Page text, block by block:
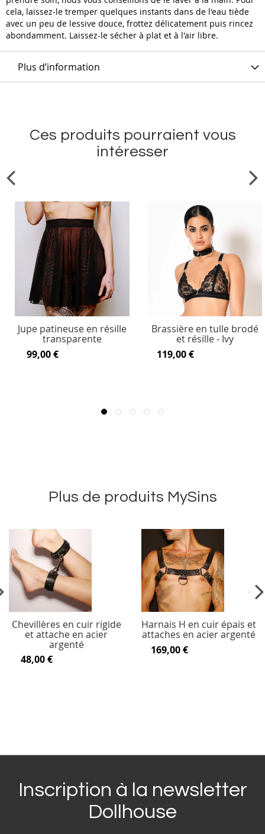
cela, laissez-le tremper quelques instants dans de l'eau tiède
avec un peu de lessive douce, frottez délicatement puis rincez
abondamment. Laissez-le sécher à plat et à l'air libre.
Plus d’information
Ces produits pourraient vous
intéresser
Jupe patineuse en résille
transparente
99,00 €
Brassière en tulle brodé
et résille - Ivy
119,00 €
Plus de produits MySins
Chevillères en cuir rigide
et attache en acier
argenté
48,00 €
Harnais H en cuir épais et
attaches en acier argenté
169,00 €
Inscription à la newsletter
Dollhouse